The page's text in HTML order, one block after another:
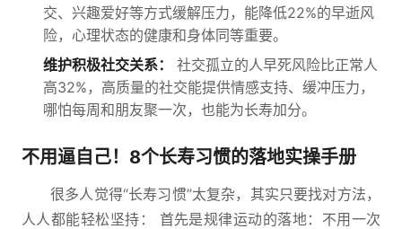
交、兴趣爱好等方式缓解压力，能降低22%的早逝风
险，心理状态的健康和身体同等重要。
维护积极社交关系：
社交孤立的人早死风险比正常人
高32%，高质量的社交能提供情感支持、缓冲压力，
哪怕每周和朋友聚一次，也能为长寿加分。
不用逼自己！8个长寿习惯的落地实操手册
很多人觉得“长寿习惯”太复杂，其实只要找对方法，
人人都能轻松坚持： 首先是规律运动的落地：不用一次